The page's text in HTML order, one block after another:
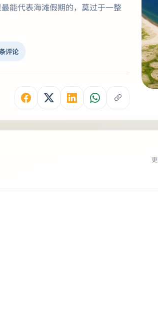
能代表海滩假期的，莫过于一整
评论